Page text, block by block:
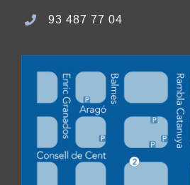
93 487 77 04